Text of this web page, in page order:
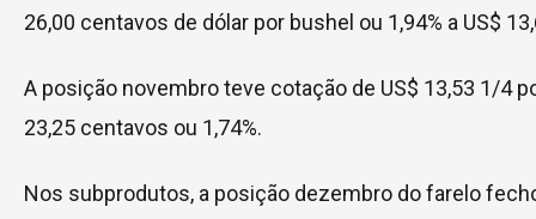
26,00 centavos de dólar por bushel ou 1,94% a US$
A posição novembro teve cotação de US$ 13,53 1/4
23,25 centavos ou 1,74%.
Nos subprodutos, a posição dezembro do farelo